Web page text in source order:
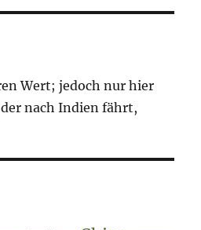
Wert; jedoch nur hier
nach Indien fährt,